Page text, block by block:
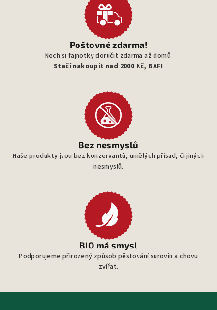
Poštovné zdarma!
Nech si fajnotky doručit zdarma až domů.
Stačí nakoupit nad 2000 Kč, BAF!
Bez nesmyslů
Naše produkty jsou bez konzervantů, umělých přísad, či jiných
nesmyslů.
BIO má smysl
Podporujeme přirozený způsob pěstování surovin a chovu
zvířat.